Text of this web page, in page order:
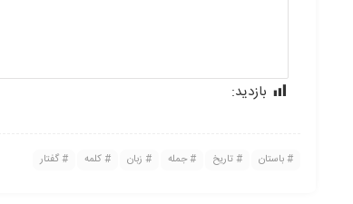
بازدید:
باستان تاریخ جمله زبان کلمه گفتار